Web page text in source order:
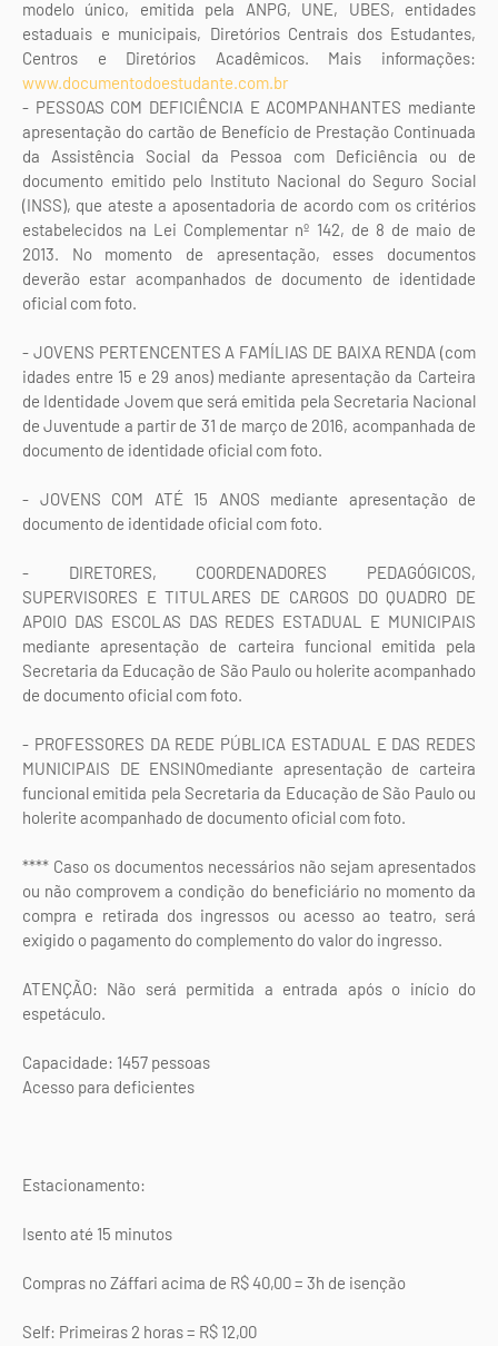
modelo único, emitida pela ANPG, UNE, UBES, entidades
estaduais e municipais, Diretórios Centrais dos Estudantes,
Centros e Diretórios Acadêmicos. Mais informações:
www.documentodoestudante.com.br
- PESSOAS COM DEFICIÊNCIA E ACOMPANHANTES mediante
apresentação do cartão de Benefício de Prestação Continuada
da Assistência Social da Pessoa com Deficiência ou de
documento emitido pelo Instituto Nacional do Seguro Social
(INSS), que ateste a aposentadoria de acordo com os critérios
estabelecidos na Lei Complementar nº 142, de 8 de maio de
2013. No momento de apresentação, esses documentos
deverão estar acompanhados de documento de identidade
oficial com foto.
- JOVENS PERTENCENTES A FAMÍLIAS DE BAIXA RENDA (com
idades entre 15 e 29 anos) mediante apresentação da Carteira
de Identidade Jovem que será emitida pela Secretaria Nacional
de Juventude a partir de 31 de março de 2016, acompanhada de
documento de identidade oficial com foto.
- JOVENS COM ATÉ 15 ANOS mediante apresentação de
documento de identidade oficial com foto.
- DIRETORES, COORDENADORES PEDAGÓGICOS,
SUPERVISORES E TITULARES DE CARGOS DO QUADRO DE
APOIO DAS ESCOLAS DAS REDES ESTADUAL E MUNICIPAIS
mediante apresentação de carteira funcional emitida pela
Secretaria da Educação de São Paulo ou holerite acompanhado
de documento oficial com foto.
- PROFESSORES DA REDE PÚBLICA ESTADUAL E DAS REDES
MUNICIPAIS DE ENSINOmediante apresentação de carteira
funcional emitida pela Secretaria da Educação de São Paulo ou
holerite acompanhado de documento oficial com foto.
**** Caso os documentos necessários não sejam apresentados
ou não comprovem a condição do beneficiário no momento da
compra e retirada dos ingressos ou acesso ao teatro, será
exigido o pagamento do complemento do valor do ingresso.
ATENÇÃO: Não será permitida a entrada após o início do
espetáculo.
Capacidade: 1457 pessoas
Acesso para deficientes
Estacionamento:
Isento até 15 minutos
Compras no Záffari acima de R$ 40,00 = 3h de isenção
Self: Primeiras 2 horas = R$ 12,00